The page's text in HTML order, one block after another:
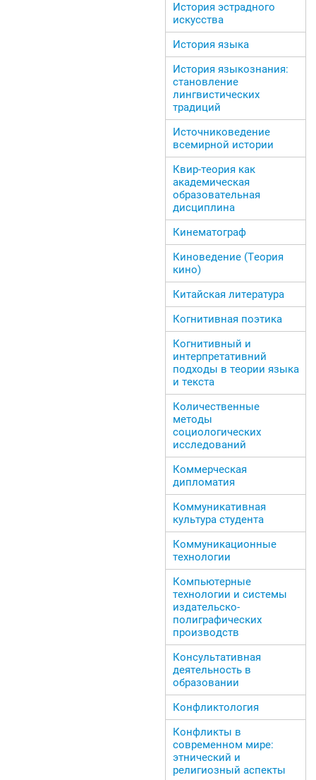
История эстрадного
искусства
История языка
История языкознания:
становление
лингвистических
традиций
Источниковедение
всемирной истории
Квир-теория как
академическая
образовательная
дисциплина
Кинематограф
Киноведение (Теория
кино)
Китайская литература
Когнитивная поэтика
Когнитивный и
интерпретативний
подходы в теории языка
и текста
Количественные
методы
социологических
исследований
Коммерческая
дипломатия
Коммуникативная
культура студента
Коммуникационные
технологии
Компьютерные
технологии и системы
издательско-
полиграфических
производств
Консультативная
деятельность в
образовании
Конфликтология
Конфликты в
современном мире:
этнический и
религиозный аспекты